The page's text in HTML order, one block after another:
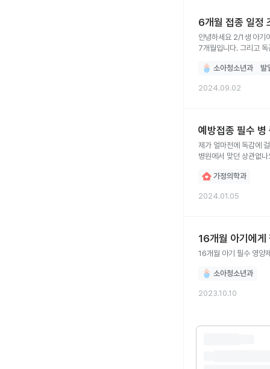
6개월 접종 일정
안녕하세요 2/1생 아기
7개월입니다. 그리고
소아청소년과 발
2024.09.02
예방접종 필수
제가 얼마전에 독감에
병원에서 맞던 상관없나
가정의학과
2024.01.05
16개월 아기에게
16개월 아기 필수 영양
소아청소년과
2023.10.10